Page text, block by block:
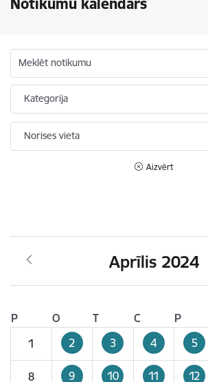
Notikumu kalendārs
Meklēt notikumu
Kategorija
Norises vieta
Aizvērt
Aprīlis 2024
P O T C P
1
2 3 4 5
8 9 10 11 12